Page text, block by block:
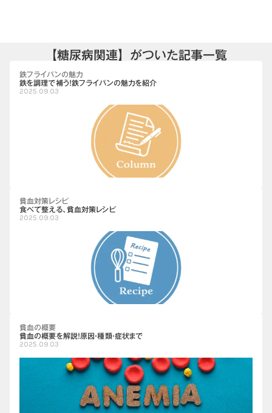
【糖尿病関連】がついた記事一覧
鉄フライパンの魅力
鉄を調理で補う！鉄フライパンの魅力を紹介
2025.09.03
貧血対策レシピ
食べて整える、貧血対策レシピ
2025.09.03
貧血の概要
貧血の概要を解説！原因・種類・症状まで
2025.09.03